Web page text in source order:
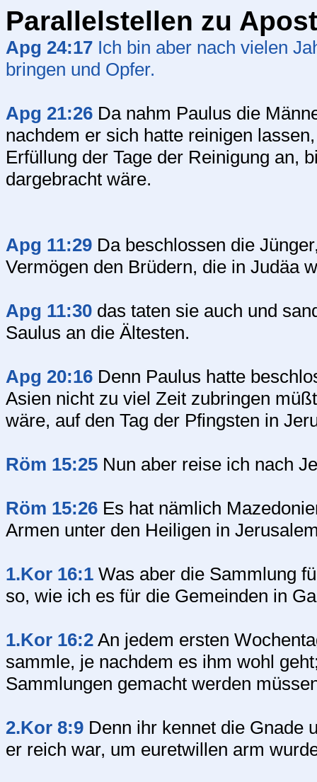
Parallelstellen zu
Apg 24:17 Ich bin aber nach vielen
bringen und Opfer.
Apg 21:26 Da nahm Paulus die
nachdem er sich hatte reinigen
Erfüllung der Tage der Reinigung an,
dargebracht wäre.
Apg 11:29 Da beschlossen die
Vermögen den Brüdern, die in Judäa
Apg 11:30 das taten sie auch und
Saulus an die Ältesten.
Apg 20:16 Denn Paulus hatte
Asien nicht zu viel Zeit zubringen
wäre, auf den Tag der Pfingsten in
Röm 15:25 Nun aber reise ich nach
Röm 15:26 Es hat nämlich
Armen unter den Heiligen in
1.Kor 16:1 Was aber die Sammlung
so, wie ich es für die Gemeinden in
1.Kor 16:2 An jedem ersten
sammle, je nachdem es ihm wohl
Sammlungen gemacht werden
2.Kor 8:9 Denn ihr kennet die Gnade
er reich war, um euretwillen arm